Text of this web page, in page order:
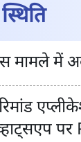
मामले में
पर